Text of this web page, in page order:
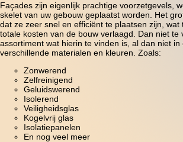
Façades zijn eigenlijk prachtige voorzetgevels,
skelet van uw gebouw geplaatst worden. Het
dat ze zeer snel en efficiënt te plaatsen zijn,
totale kosten van de bouw verlaagd. Dan niet te
assortiment wat hierin te vinden is, al dan niet in
verschillende materialen en kleuren. Zoals:
Zonwerend
Zelfreinigend
Geluidswerend
Isolerend
Veiligheidsglas
Kogelvrij glas
Isolatiepanelen
En nog veel meer